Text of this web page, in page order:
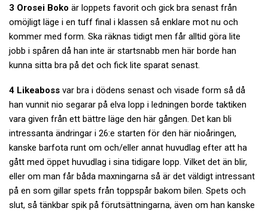
3 Orosei Boko är loppets favorit och gick bra senast från
omöjligt läge i en tuff final i klassen så enklare mot nu och
kommer med form. Ska räknas tidigt men får alltid göra lite
jobb i spåren då han inte är startsnabb men här borde han
kunna sitta bra på det och fick lite sparat senast.
4 Likeaboss var bra i dödens senast och visade form så då
han vunnit nio segarar på elva lopp i ledningen borde taktiken
vara given från ett bättre läge den här gången. Det kan bli
intressanta ändringar i 26:e starten för den här nioåringen,
kanske barfota runt om och/eller annat huvudlag efter att ha
gått med öppet huvudlag i sina tidigare lopp. Vilket det än blir,
eller om man får båda maxningarna så är det väldigt intressant
på en som gillar spets från toppspår bakom bilen. Spets och
slut, så tänkbar spik på förutsättningarna, även om han kanske